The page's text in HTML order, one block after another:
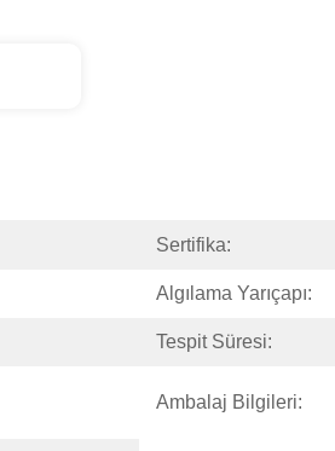
Sertifika:
Algılama Yarıçapı:
Tespit Süresi:
Ambalaj Bilgileri: